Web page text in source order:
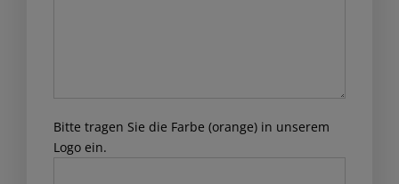
Bitte tragen Sie die Farbe (orange) in unserem
Logo ein.